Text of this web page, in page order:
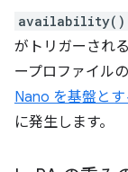
availability()
がトリガーされ
ープロファイル
Nano を基盤と
に発生します。